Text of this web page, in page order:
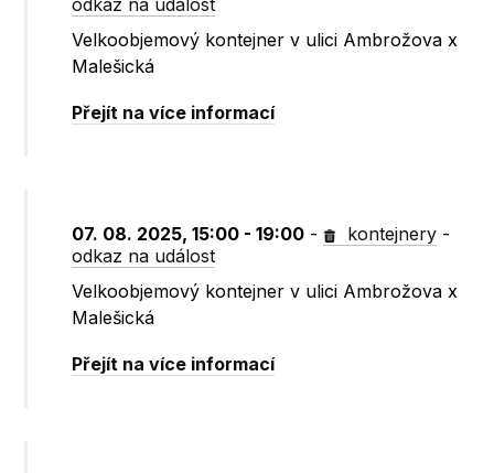
odkaz na událost
Velkoobjemový kontejner v ulici Ambrožova x
Malešická
Přejít na více informací
07. 08. 2025, 15:00 - 19:00 - kontejnery -
odkaz na událost
Velkoobjemový kontejner v ulici Ambrožova x
Malešická
Přejít na více informací